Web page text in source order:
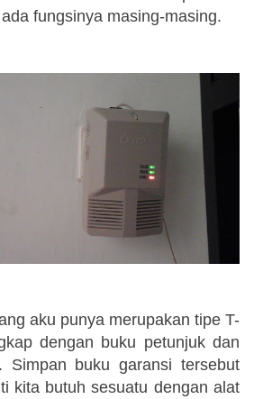
fungsinya masing-masing.
aku punya merupakan tipe T-
dengan buku petunjuk dan
Simpan buku garansi tersebut
kita butuh sesuatu dengan alat